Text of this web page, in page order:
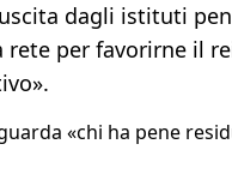
dagli istituti
rete per favorirne il
«chi ha pene